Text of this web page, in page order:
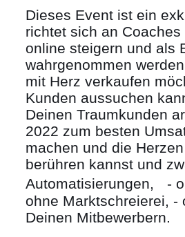
Dieses Event ist ein
richtet sich an
online steigern und als
wahrgenommen
mit Herz verkaufen
Kunden aussuchen
Deinen Traumkunden
2022 zum besten
machen und die
berühren kannst und
Automatisierungen, -
ohne Marktschreierei, -
Deinen Mitbewerbern.